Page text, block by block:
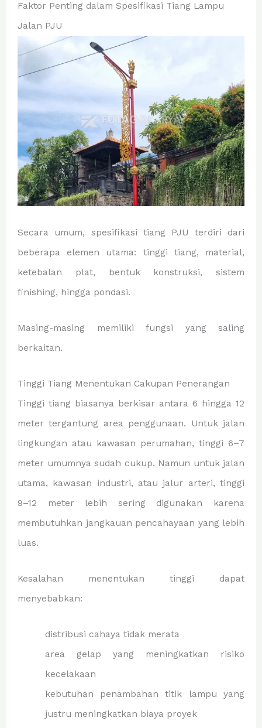
Faktor Penting dalam Spesifikasi Tiang Lampu
Jalan PJU
Secara umum, spesifikasi tiang PJU terdiri dari
beberapa elemen utama: tinggi tiang, material,
ketebalan plat, bentuk konstruksi, sistem
finishing, hingga pondasi.
Masing-masing memiliki fungsi yang saling
berkaitan.
Tinggi Tiang Menentukan Cakupan Penerangan
Tinggi tiang biasanya berkisar antara 6 hingga 12
meter tergantung area penggunaan. Untuk jalan
lingkungan atau kawasan perumahan, tinggi 6–7
meter umumnya sudah cukup. Namun untuk jalan
utama, kawasan industri, atau jalur arteri, tinggi
9–12 meter lebih sering digunakan karena
membutuhkan jangkauan pencahayaan yang lebih
luas.
Kesalahan menentukan tinggi dapat
menyebabkan:
distribusi cahaya tidak merata
area gelap yang meningkatkan risiko
kecelakaan
kebutuhan penambahan titik lampu yang
justru meningkatkan biaya proyek